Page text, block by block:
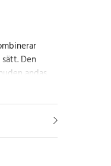
Den
andas
strumporna
intensiva